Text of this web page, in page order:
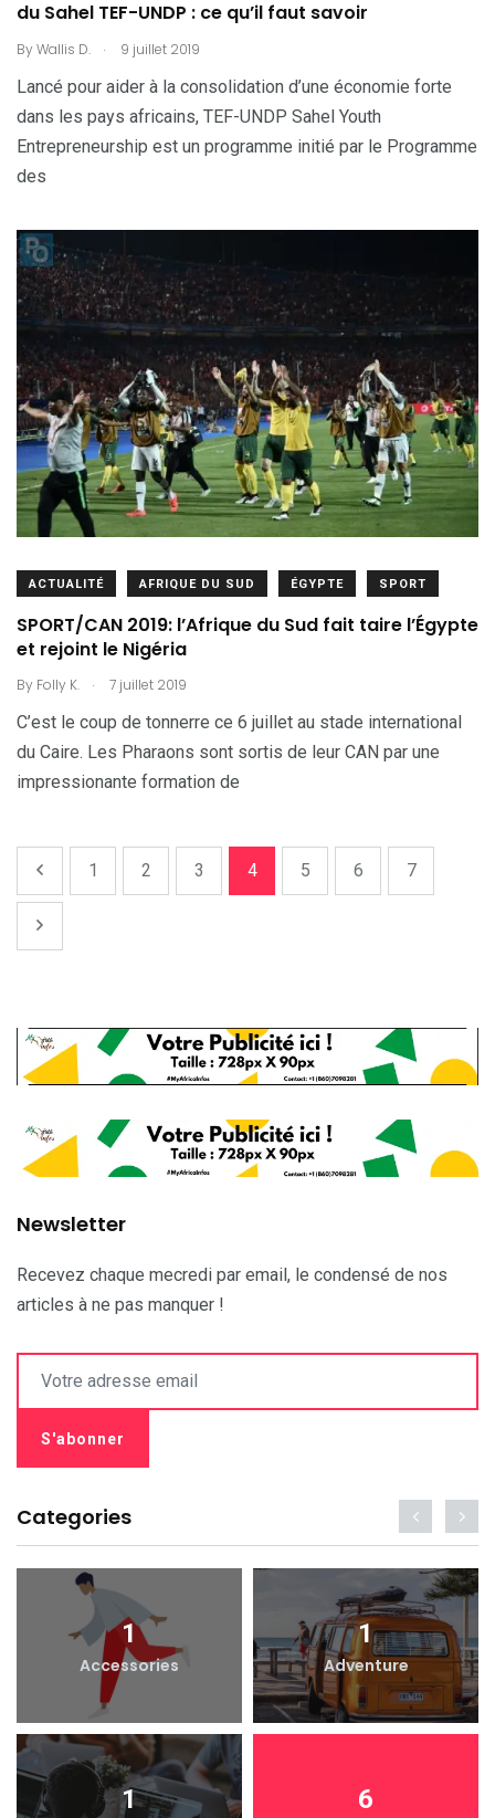
du Sahel TEF-UNDP : ce qu’il faut savoir
ByWallis D. . 9 juillet 2019
Lancé pour aider à la consolidation d’une économie forte
dans les pays africains, TEF-UNDP Sahel Youth
Entrepreneurship est un programme initié par le Programme
des
ACTUALITÉ AFRIQUE DU SUD ÉGYPTE SPORT
SPORT/CAN 2019: l’Afrique du Sud fait taire l’Égypte
et rejoint le Nigéria
By Folly K. . 7 juillet 2019
C’est le coup de tonnerre ce 6 juillet au stade international
du Caire. Les Pharaons sont sortis de leur CAN par une
impressionante formation de
1 2 3 4 5 6 7
Newsletter
Recevez chaque mecredi par email, le condensé de nos
articles à ne pas manquer !
Categories
1
Accessories
1
Adventure
1 6